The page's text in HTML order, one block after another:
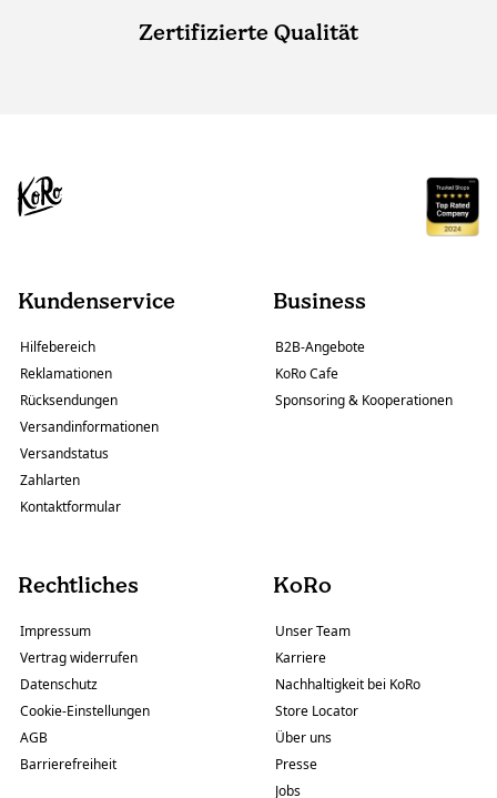
Zertifizierte Qualität
Kundenservice
Hilfebereich
Reklamationen
Rücksendungen
Versandinformationen
Versandstatus
Zahlarten
Kontaktformular
Business
B2B-Angebote
KoRo Cafe
Sponsoring & Kooperationen
Rechtliches
Impressum
Vertrag widerrufen
Datenschutz
Cookie-Einstellungen
AGB
Barrierefreiheit
KoRo
Unser Team
Karriere
Nachhaltigkeit bei KoRo
Store Locator
Über uns
Presse
Jobs